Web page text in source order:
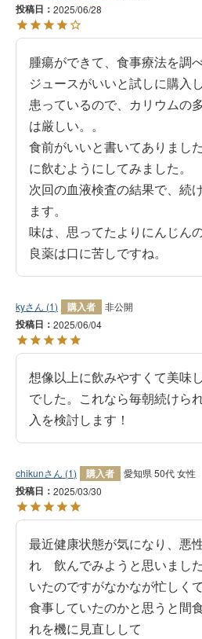
投稿日 2025/06/28
腫瘍ができて、食事療法を調
ジュースがいいと試しに購入
患っているので、カリウムの
は厳しい。。
食前がいいと書いてありまし
に飲むようにしてみました。
次回の血液検査の結果で、続
ます。
味は、思ってたよりにんじん
良薬は口に苦しですね。
ky 1 購入者 非公開
投稿日 2025/06/04
想像以上に飲みやすくて美味
でした。これなら毎朝続けら
入を検討します！
chikun 1 購入者 愛知県 50代女性
投稿日 2025/03/30
最近健康状態が気になり、悪
れ　飲んでみようと思いまし
いたのですがなかなが忙しく
食事していたのかと思うと間
れを機に見直しして